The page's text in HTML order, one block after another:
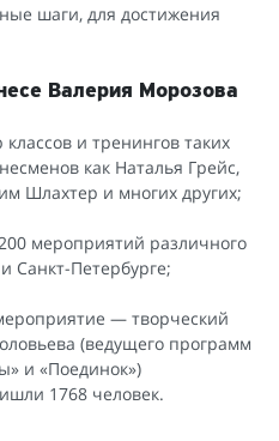
шаги, для достижения
Валерия Морозова
и тренингов таких
как Наталья Грейс,
Шлахтер и многих других;
мероприятий различного
Санкт-Петербурге;
— творческий
(ведущего программ
и «Поединок»)
1768 человек.